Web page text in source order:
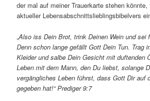
der mal auf meiner Trauerkarte stehen
aktueller Lebensabschnittslieblingsbibelvers
„Also iss Dein Brot, trink Deinen Wein und sei
Denn schon lange gefällt Gott Dein Tun. Trag
Kleider und salbe Dein Gesicht mit duftenden
Leben mit dem Mann, den Du liebst, solange
vergängliches Leben führst, dass Gott Dir auf
gegeben hat!“ Prediger 9:7